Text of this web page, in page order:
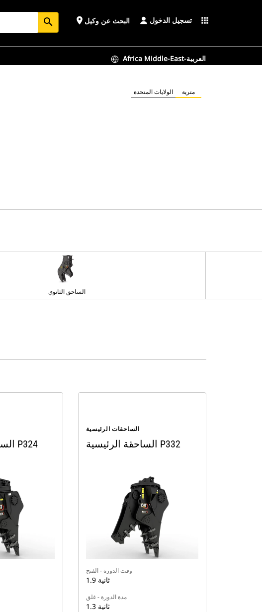
search place البحث عن وكيل تسجيل الدخول apps
Africa Middle-East-العربية
الولايات المتحدة مترية
الساحق الثانوي
الساحقة الرئيسية P324
الساحقات الرئيسية
الساحقة الرئيسية P332
وقت الدورة - الفتح
1.9 ثانية
مدة الدورة - غلق
1.3 ثانية